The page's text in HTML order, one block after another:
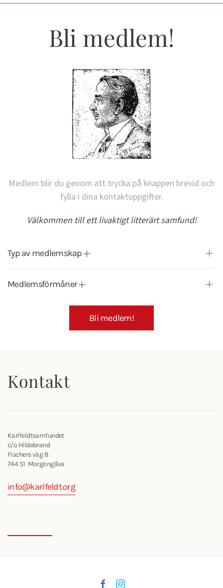
Bli medlem!
Medlem blir du genom att trycka på knappen brevid och
fylla i dina kontaktuppgifter.
Välkommen till ett livaktigt litterärt samfund!
Typ av medlemskap
Medlemsförmåner
Bli medlem!
Kontakt
Karlfeldtsamfundet
c/o Hildebrand
Fischers väg 8
744 51 Morgongåva
info@karlfeldt.org